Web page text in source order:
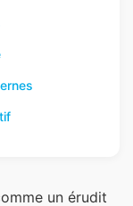
un érudit